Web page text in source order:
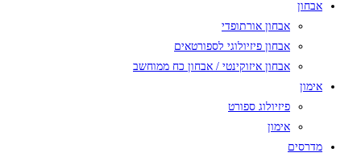
אבחון
אבחון אורתופדי
אבחון פיזיולוגי לספורטאים
אבחון איזוקינטי / אבחון כח ממוחשב
אימון
פיזיולוג ספורט
אימון
מדרסים